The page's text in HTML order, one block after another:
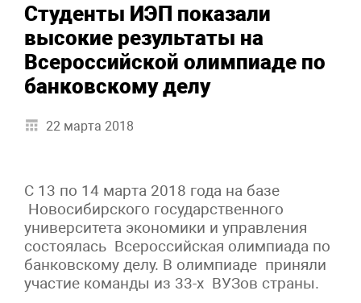
Студенты ИЭП показали
высокие результаты на
Всероссийской олимпиаде по
банковскому делу
22 марта 2018
С 13 по 14 марта 2018 года на базе
Новосибирского государственного
университета экономики и управления
состоялась Всероссийская олимпиада по
банковскому делу. В олимпиаде приняли
участие команды из 33-х ВУЗов страны.